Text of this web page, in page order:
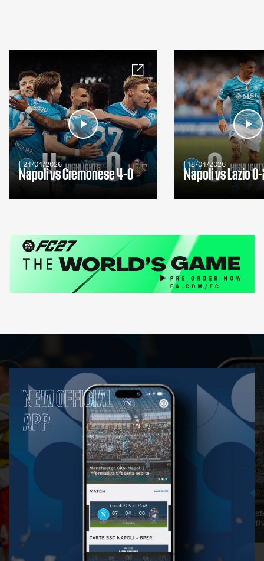
| 24/04/2026
Napoli vs Cremonese 4-0
| 18/04/2026
Napoli vs Lazio
NEW OFFICIAL
APP